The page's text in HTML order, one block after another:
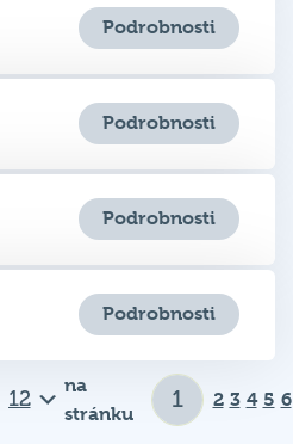
Podrobnosti
Podrobnosti
Podrobnosti
Podrobnosti
na
stránku
2 3 4 5 6